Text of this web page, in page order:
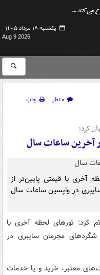
یکشنبه ۱۸ مرداد ۱۴۰۵ -
Aug 9 2026
۰ نظر
چاپ
کرد؛
آخرین ساعات سال
آخری با قیمتی پایین‌تر از
در واپسین ساعات سال
کرد: تورهای لحظه آخری با
شگردهای مجرمان سایبری در
معتبر، خرید و یا خدمات